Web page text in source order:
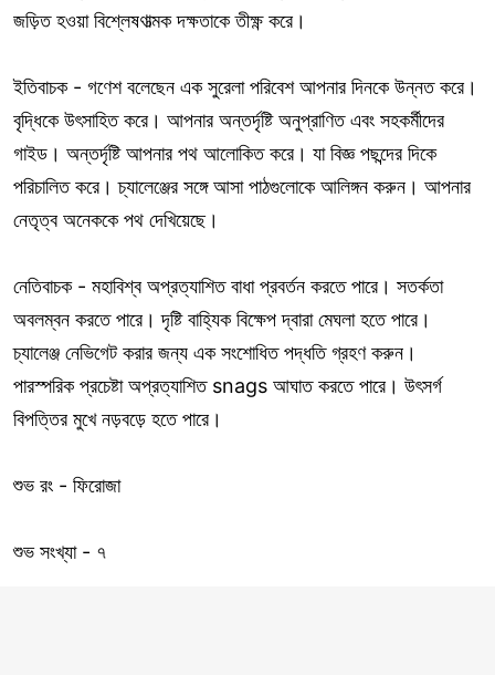
জড়িত হওয়া বিশ্লেষণাত্মক দক্ষতাকে তীক্ষ্ণ করে।
ইতিবাচক - গণেশ বলেছেন এক সুরেলা পরিবেশ আপনার দিনকে উন্নত করে।
বৃদ্ধিকে উৎসাহিত করে। আপনার অন্তর্দৃষ্টি অনুপ্রাণিত এবং সহকর্মীদের
গাইড। অন্তর্দৃষ্টি আপনার পথ আলোকিত করে। যা বিজ্ঞ পছন্দের দিকে
পরিচালিত করে। চ্যালেঞ্জের সঙ্গে আসা পাঠগুলোকে আলিঙ্গন করুন। আপনার
নেতৃত্ব অনেককে পথ দেখিয়েছে।
নেতিবাচক - মহাবিশ্ব অপ্রত্যাশিত বাধা প্রবর্তন করতে পারে। সতর্কতা
অবলম্বন করতে পারে। দৃষ্টি বাহ্যিক বিক্ষেপ দ্বারা মেঘলা হতে পারে।
চ্যালেঞ্জ নেভিগেট করার জন্য এক সংশোধিত পদ্ধতি গ্রহণ করুন।
পারস্পরিক প্রচেষ্টা অপ্রত্যাশিত snags আঘাত করতে পারে। উৎসর্গ
বিপত্তির মুখে নড়বড়ে হতে পারে।
শুভ রং - ফিরোজা
শুভ সংখ্যা - ৭